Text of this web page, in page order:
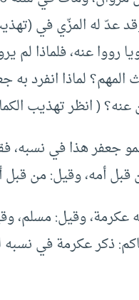
عدّ له المزّي في
رووا عنه، فلماذا لم
لماذا انفرد به
( انظر تهذيب
جعفر هذا في نسبه،
أمه، وقيل: من قبل
عكرمة، وقيل: مسلم،
ذكر عكرمة في